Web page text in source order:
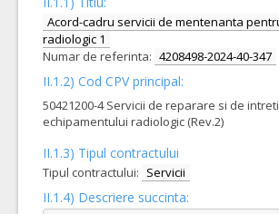
Acord-cadru servicii de mentenanta
radiologic 1
Numar de referinta: 4208498-2024-40-347
II.1.2) Cod CPV principal:
50421200-4 Servicii de reparare si de
echipamentului radiologic (Rev.2)
II.1.3) Tipul contractului
Tipul contractului: Servicii
II.1.4) Descriere succinta: